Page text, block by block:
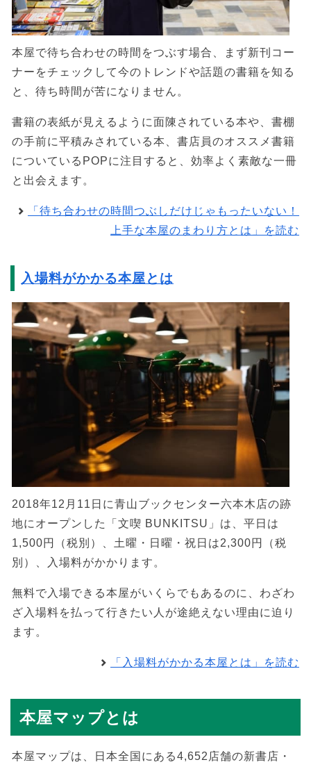
本屋で待ち合わせの時間をつぶす場合、まず新刊コー
ナーをチェックして今のトレンドや話題の書籍を知る
と、待ち時間が苦になりません。
書籍の表紙が見えるように面陳されている本や、書棚
の手前に平積みされている本、書店員のオススメ書籍
についているPOPに注目すると、効率よく素敵な一冊
と出会えます。
「待ち合わせの時間つぶしだけじゃもったいない！
上手な本屋のまわり方とは」を読む
入場料がかかる本屋とは
2018年12月11日に青山ブックセンター六本木店の跡
地にオープンした「文喫 BUNKITSU」は、平日は
1,500円（税別）、土曜・日曜・祝日は2,300円（税
別）、入場料がかかります。
無料で入場できる本屋がいくらでもあるのに、わざわ
ざ入場料を払って行きたい人が途絶えない理由に迫り
ます。
「入場料がかかる本屋とは」を読む
本屋マップとは
本屋マップは、日本全国にある4,652店舗の新書店・